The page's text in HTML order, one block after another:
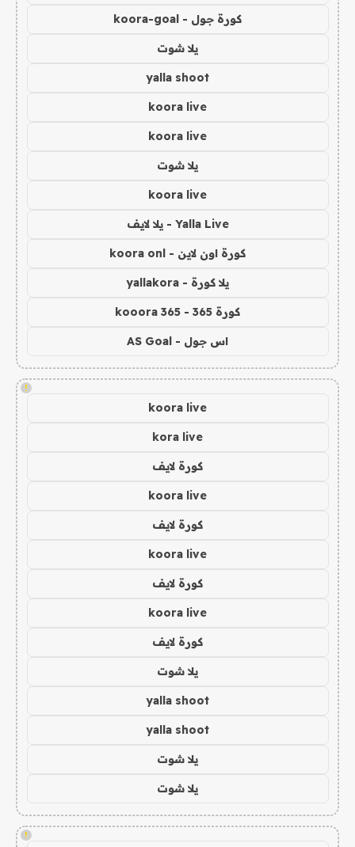
كورة جول - koora-goal
يلا شوت
yalla shoot
koora live
koora live
يلا شوت
koora live
Yalla Live - يلا لايف
كورة اون لاين - koora onl
يلا كورة - yallakora
كورة 365 - kooora 365
اس جول - AS Goal
!
koora live
kora live
كورة لايف
koora live
كورة لايف
koora live
كورة لايف
koora live
كورة لايف
يلا شوت
yalla shoot
yalla shoot
يلا شوت
يلا شوت
!